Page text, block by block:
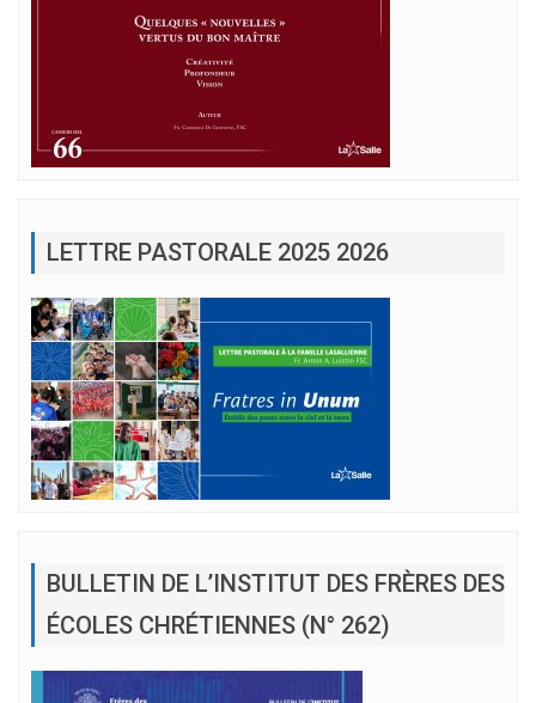
LETTRE PASTORALE 2025 2026
BULLETIN DE L’INSTITUT DES FRÈRES DES
ÉCOLES CHRÉTIENNES (N° 262)